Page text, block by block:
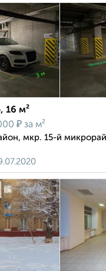
16 м²
₽ за м²
мкр. 15-й